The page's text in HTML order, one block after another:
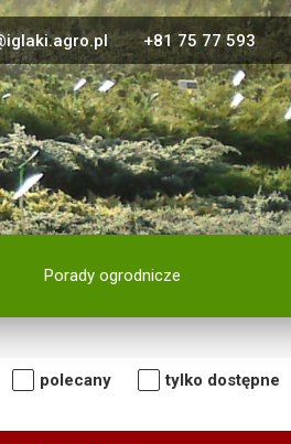
+81 75 77 593
Porady ogrodnicze
polecany tylko dostępne